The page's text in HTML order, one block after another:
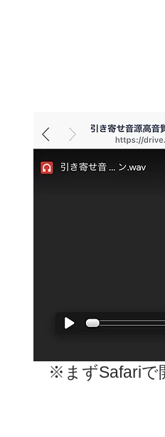
※まずSafariで